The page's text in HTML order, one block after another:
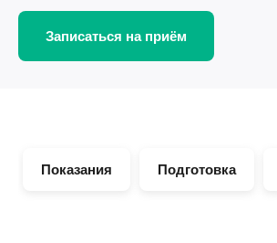
Записаться на приём
Показания Подготовка